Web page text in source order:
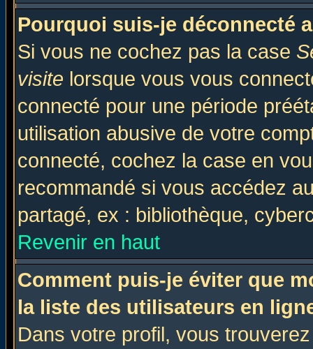
Pourquoi suis-je déconnecté
Si vous ne cochez pas la case
visite lorsque vous vous
connecté pour une période
utilisation abusive de votre
connecté, cochez la case en
recommandé si vous accédez
partagé, ex : bibliothèque,
Revenir en haut
Comment puis-je éviter que
la liste des utilisateurs en
Dans votre profil, vous